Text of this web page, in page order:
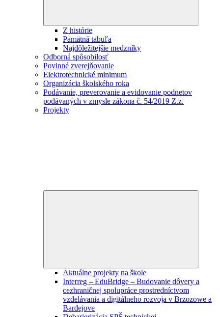
Z histórie
Pamätná tabuľa
Najdôležitejšie medzníky
Odborná spôsobilosť
Povinné zverejňovanie
Elektrotechnické minimum
Organizácia školského roka
Podávanie, preverovanie a evidovanie podnetov
podávaných v zmysle zákona č. 54/2019 Z.z.
Projekty
Aktuálne projekty na škole
Interreg – EduBridge – Budovanie dôvery a
cezhraničnej spolupráce prostredníctvom
vzdelávania a digitálneho rozvoja v Brzozowe a
Bardejove